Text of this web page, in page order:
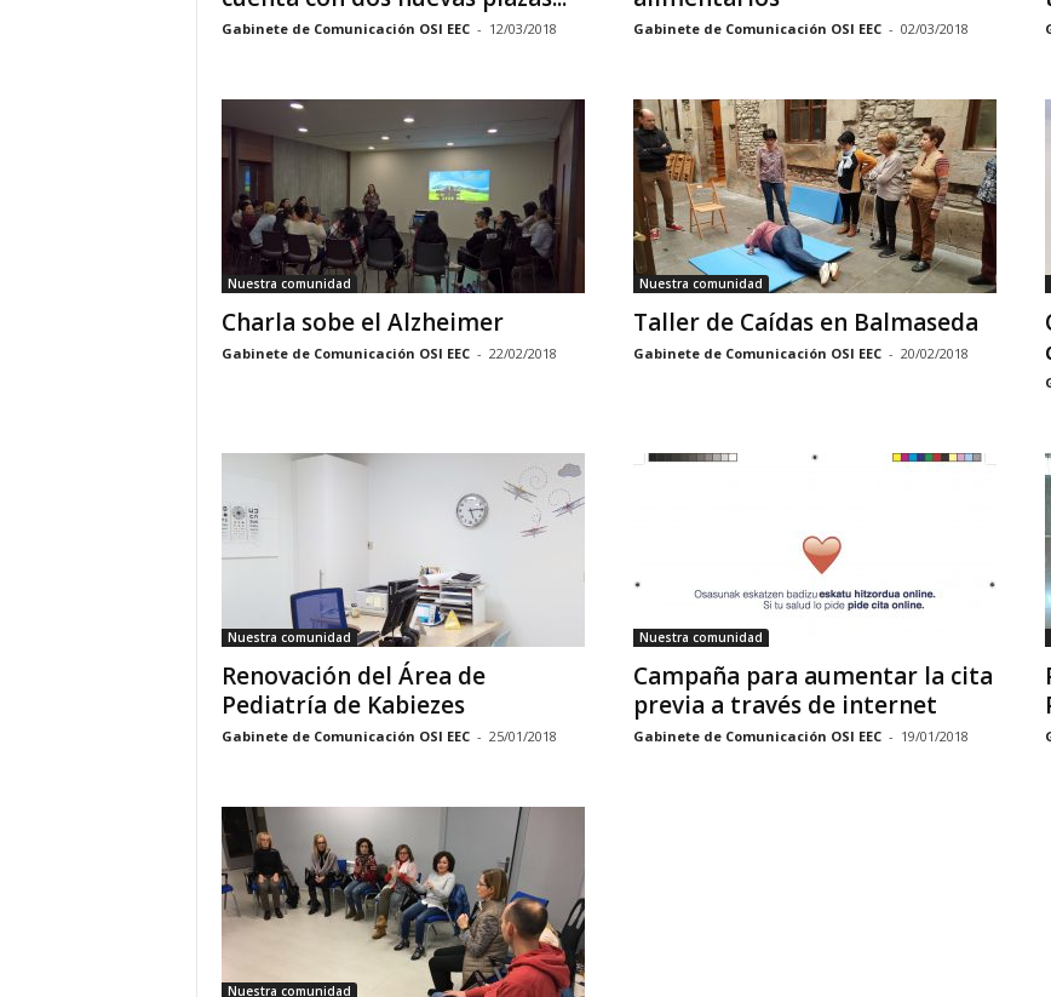
Gabinete de Comunicación OSI EEC - 12/03/2018 Gabinete de Comunicación OSI EEC - 02/03/2018
Nuestra comunidad
Charla sobe el Alzheimer
Gabinete de Comunicación OSI EEC - 22/02/2018
Nuestra comunidad
Taller de Caídas en Balmaseda
Gabinete de Comunicación OSI EEC - 20/02/2018
Nuestra comunidad
Renovación del Área de
Pediatría de Kabiezes
Gabinete de Comunicación OSI EEC - 25/01/2018
Nuestra comunidad
Campaña para aumentar la cita
previa a través de internet
Gabinete de Comunicación OSI EEC - 19/01/2018
Nuestra comunidad